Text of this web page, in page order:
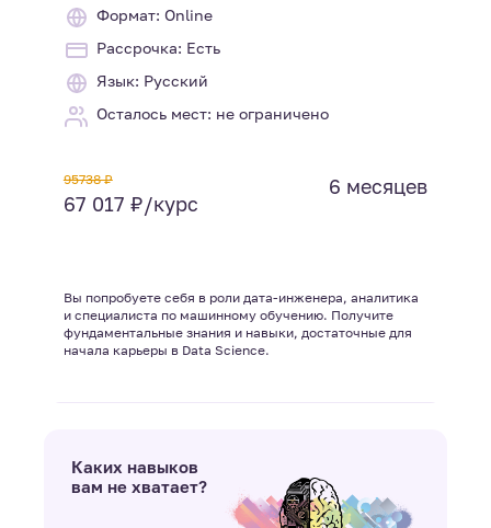
Формат: Online
Рассрочка: Есть
Язык: Русский
Осталось мест: не ограничено
95738 ₽
67 017 ₽/курс
6 месяцев
Вы попробуете себя в роли дата-инженера, аналитика
и специалиста по машинному обучению. Получите
фундаментальные знания и навыки, достаточные для
начала карьеры в Data Science.
Каких навыков
вам не хватает?